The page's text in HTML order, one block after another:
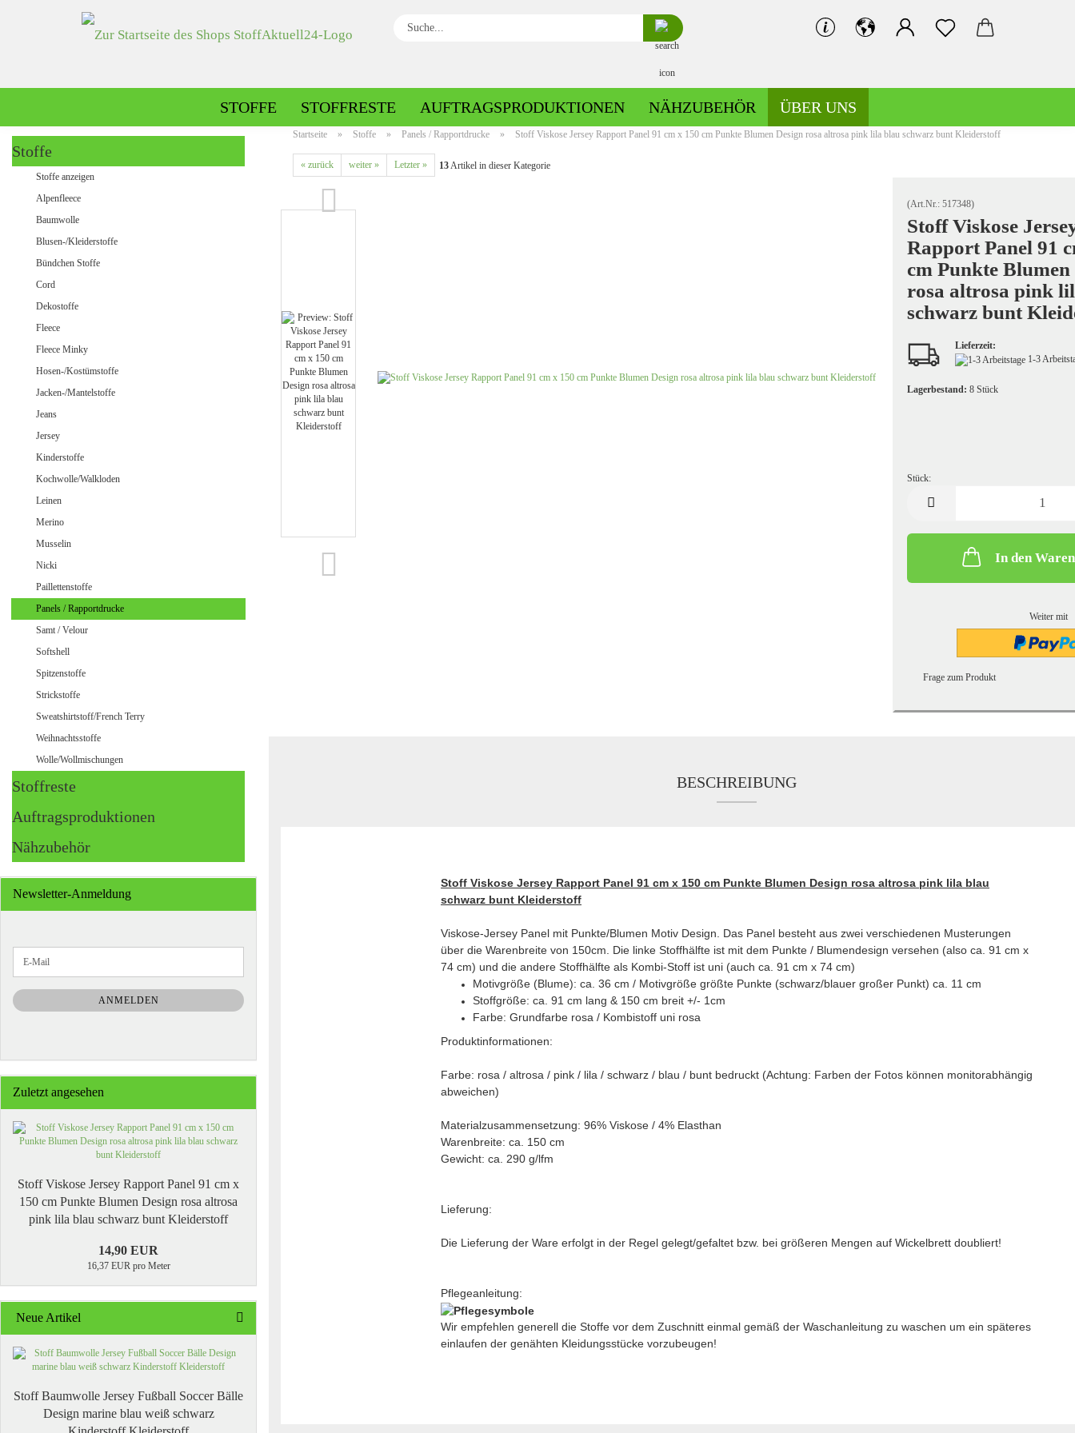
Suche...
STOFFE
Baumwolle gemustert
Leinen gemustert
Leinen uni
Samt / Velour uni
Sweatshirt/French Terry
STOFFRESTE AUFTRAGSPRODUKTIONEN NÄHZUBEHÖR ÜBER UNS
Startseite » Stoffe » Panels / Rapportdrucke » Stoff Viskose Jersey Rapport Panel 91 cm x 150 cm Punkte Blumen Design rosa altrosa pink lila blau schwarz bunt Kleiderstoff​
« zurück weiter » Letzter » 13Artikel in dieser Kategorie
(Art.Nr.: 517348)
Stoff Viskose
Rapport Panel 91
cm Punkte Blumen
rosa altrosa pink
schwarz bunt
Lieferzeit:
1-3
Lagerbestand: 8 Stück
Stück:
In den
Weiter mit
Frage zum Produkt
BESCHREIBUNG
Stoff Viskose Jersey Rapport Panel 91 cm x 150 cm Punkte Blumen Design rosa altrosa pink lila blau
schwarz bunt Kleiderstoff
Viskose-Jersey Panel mit Punkte/Blumen Motiv Design. Das Panel besteht aus zwei verschiedenen Musterungen
über die Warenbreite von 150cm. Die linke Stoffhälfte ist mit dem Punkte / Blumendesign versehen (also ca. 91 cm x
74 cm) und die andere Stoffhälfte als Kombi-Stoff ist uni (auch ca. 91 cm x 74 cm)
Motivgröße (Blume): ca. 36 cm / Motivgröße größte Punkte (schwarz/blauer großer Punkt) ca. 11 cm
Stoffgröße: ca. 91 cm lang & 150 cm breit +/- 1cm
Farbe: Grundfarbe rosa / Kombistoff uni rosa
Produktinformationen:
Farbe: rosa / altrosa / pink / lila / schwarz / blau / bunt bedruckt (Achtung: Farben der Fotos können monitorabhängig
abweichen)
Materialzusammensetzung: 96% Viskose / 4% Elasthan
Warenbreite: ca. 150 cm
Gewicht: ca. 290 g/lfm
Lieferung:
Die Lieferung der Ware erfolgt in der Regel gelegt/gefaltet bzw. bei größeren Mengen auf Wickelbrett doubliert!
Pflegeanleitung:
Wir empfehlen generell die Stoffe vor dem Zuschnitt einmal gemäß der Waschanleitung zu waschen um ein späteres
einlaufen der genähten Kleidungsstücke vorzubeugen!
Stoffe
Stoffe anzeigen
Alpenfleece
Baumwolle
Blusen-/Kleiderstoffe
Bündchen Stoffe
Cord
Dekostoffe
Fleece
Fleece Minky
Hosen-/Kostümstoffe
Jacken-/Mantelstoffe
Jeans
Jersey
Kinderstoffe
Kochwolle/Walkloden
Leinen
Merino
Musselin
Nicki
Paillettenstoffe
Panels / Rapportdrucke
Samt / Velour
Softshell
Spitzenstoffe
Strickstoffe
Sweatshirtstoff/French Terry
Weihnachtsstoffe
Wolle/Wollmischungen
Stoffreste
Auftragsproduktionen
Nähzubehör
Newsletter-Anmeldung
ZUR
NEWSLETTER-
ANMELDUNG
E-
Mail
ANMELDEN
Zuletzt angesehen
Stoff Viskose Jersey Rapport Panel 91 cm x
150 cm Punkte Blumen Design rosa altrosa
pink lila blau schwarz bunt Kleiderstoff​
14,90 EUR
16,37 EUR pro Meter
Neue Artikel
Stoff Baumwolle Jersey Fußball Soccer Bälle
Design marine blau weiß schwarz